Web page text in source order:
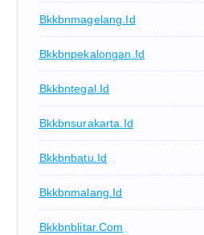
Bkkbnmagelang.id
Bkkbnpekalongan.id
Bkkbntegal.id
Bkkbnsurakarta.id
Bkkbnbatu.id
Bkkbnmalang.id
Bkkbnblitar.com